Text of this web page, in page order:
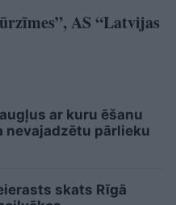
AS “Latvijas
ar kuru ēšanu
nevajadzētu pārlieku
skats Rīgā